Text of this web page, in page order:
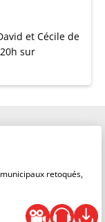
et Cécile de
sur
retoqués,